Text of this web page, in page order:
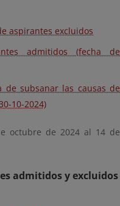
aspirantes excluidos
admitidos (fecha de
subsanar las causas de
10-2024)
octubre de 2024 al 14 de
admitidos y excluidos